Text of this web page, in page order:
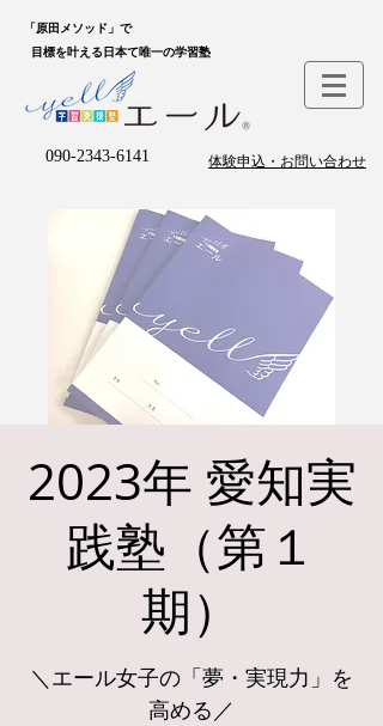
「原田メソッド」で
目標を叶える日本て唯一の学習塾
090-2343-6141 体験申込・お問い合わせ
2023年 愛知実
践塾（第１
期）
＼エール女子の「夢・実現力」を
高める／